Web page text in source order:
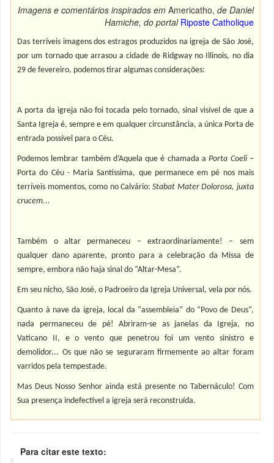
Imagens e comentários inspirados em Americatho, de Daniel
Hamiche, do portal Riposte Catholique
Das terríveis imagens dos estragos produzidos na igreja de São José,
por um tornado que arrasou a cidade de Ridgway no Illinois, no dia
29 de fevereiro, podemos tirar algumas considerações:
A porta da igreja não foi tocada pelo tornado, sinal visível de que a
Santa Igreja é, sempre e em qualquer circunstância, a única Porta de
entrada possível para o Céu.
Podemos lembrar também d’Aquela que é chamada aPorta Coeli–
Porta do Céu - Maria Santíssima, que permanece em pé nos mais
terríveis momentos, como no Calvário:Stabat Mater Dolorosa, juxta
crucem...
Também o altar permaneceu – extraordinariamente! – sem
qualquer dano aparente, pronto para a celebração da Missa de
sempre, embora não haja sinal do “Altar-Mesa”.
Em seu nicho, São José, o Padroeiro da Igreja Universal, vela por nós.
Quanto à nave da igreja, local da “assembleia” do “Povo de Deus”,
nada permaneceu de pé! Abriram-se as janelas da Igreja, no
Vaticano II, e o vento que penetrou foi um vento sinistro e
demolidor... Os que não se seguraram firmemente ao altar foram
varridos pela tempestade.
Mas Deus Nosso Senhor ainda está presente no Tabernáculo! Com
Sua presença indefectível a igreja será reconstruída.
Para citar este texto: